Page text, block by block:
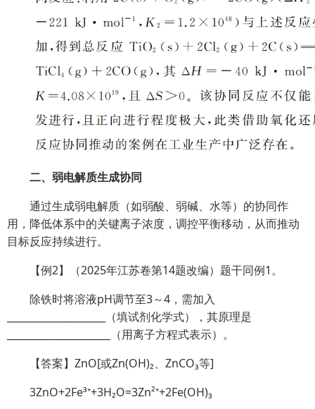
二、弱电解质生成协同
通过生成弱电解质（如弱酸、弱碱、水等）的协同作
用，降低体系中的关键离子浓度，调控平衡移动，从而推动
目标反应持续进行。
【例2】（2025年江苏卷第14题改编）题干同例1。
除铁时将溶液pH调节至3～4，需加入
____________________（填试剂化学式），其原理是
_____________________（用离子方程式表示）。
【答案】ZnO[或Zn(OH)₂、ZnCO₃等]
3ZnO+2Fe³⁺+3H₂O=3Zn²⁺+2Fe(OH)₃